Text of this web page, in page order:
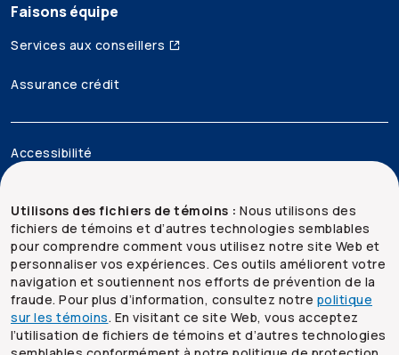
Utilisons des fichiers de témoins : Nous utilisons des
fichiers de témoins et d’autres technologies semblables
pour comprendre comment vous utilisez notre site Web et
personnaliser vos expériences. Ces outils améliorent votre
navigation et soutiennent nos efforts de prévention de la
fraude. Pour plus d’information, consultez notre politique
sur les témoins. En visitant ce site Web, vous acceptez
l’utilisation de fichiers de témoins et d’autres technologies
Faisons équipe
Services aux conseillers
Assurance crédit
Accessibilité
Sécurité et confidentialité
Plan du site